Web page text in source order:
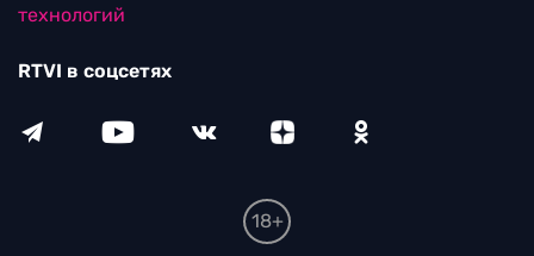
технологий
RTVI в соцсетях
18+